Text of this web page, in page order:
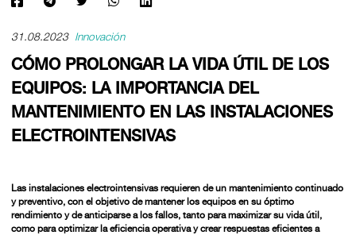
31.08.2023 Innovación
CÓMO PROLONGAR LA VIDA ÚTIL DE LOS
EQUIPOS: LA IMPORTANCIA DEL
MANTENIMIENTO EN LAS INSTALACIONES
ELECTROINTENSIVAS
Las instalaciones electrointensivas requieren de un mantenimiento continuado
y preventivo, con el objetivo de mantener los equipos en su óptimo
rendimiento y de anticiparse a los fallos, tanto para maximizar su vida útil,
como para optimizar la eficiencia operativa y crear respuestas eficientes a